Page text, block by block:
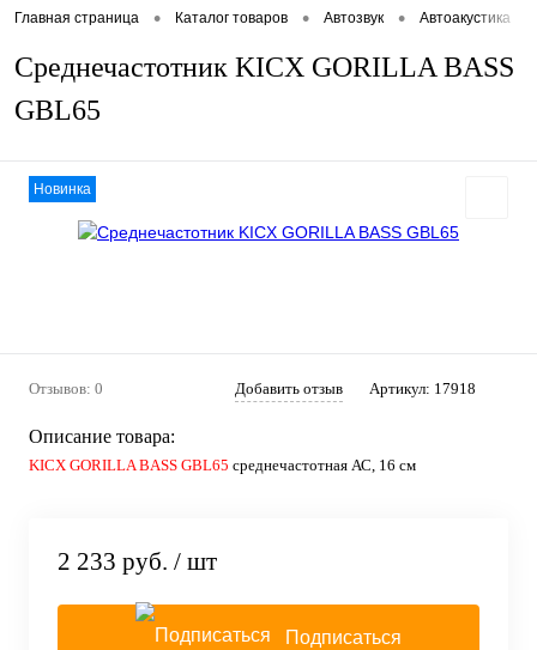
Главная страница • Каталог товаров • Автозвук • Автоакустика
Среднечастотник KICX GORILLA BASS
GBL65
Новинка
Отзывов: 0 Добавить отзыв Артикул: 17918
Описание товара:
KICX GORILLA BASS GBL65 среднечастотная АС, 16 см
2 233 руб. / шт
Подписаться